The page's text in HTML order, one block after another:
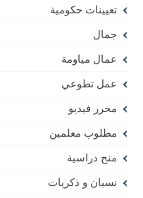
تعيينات حكومية
جمال
عمال مياومة
عمل تطوعي
محرر فيديو
مطلوب معلمين
منح دراسية
نسيان و ذكريات